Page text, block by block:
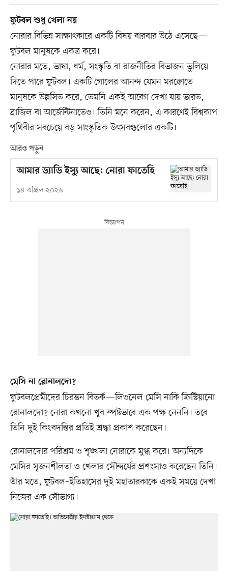
ফুটবল শুধু খেলা নয়
নোরার বিভিন্ন সাক্ষাৎকারে একটি বিষয় বারবার উঠে এসেছে—
ফুটবল মানুষকে একত্র করে।
নোরার মতে, ভাষা, ধর্ম, সংস্কৃতি বা রাজনীতির বিভাজন ভুলিয়ে
দিতে পারে ফুটবল। একটি গোলের আনন্দ যেমন মরক্কোতে
মানুষকে উল্লসিত করে, তেমনি একই আবেগ দেখা যায় ভারত,
ব্রাজিল বা আর্জেন্টিনাতেও। তিনি মনে করেন, এ কারণেই বিশ্বকাপ
পৃথিবীর সবচেয়ে বড় সাংস্কৃতিক উৎসবগুলোর একটি।
আরও পড়ুন
আমার ড্যাডি ইস্যু আছে: নোরা ফাতেহি
১৪ এপ্রিল ২০২৬
মেসি না রোনালদো?
ফুটবলপ্রেমীদের চিরন্তন বিতর্ক—লিওনেল মেসি নাকি ক্রিস্টিয়ানো
রোনালদো? নোরা কখনো খুব স্পষ্টভাবে এক পক্ষ নেননি। তবে
তিনি দুই কিংবদন্তির প্রতিই শ্রদ্ধা প্রকাশ করেছেন।
রোনালদোর পরিশ্রম ও শৃঙ্খলা নোরাকে মুগ্ধ করে। অন্যদিকে
মেসির সৃজনশীলতা ও খেলার সৌন্দর্যের প্রশংসাও করেছেন তিনি।
তাঁর মতে, ফুটবল–ইতিহাসের দুই মহাতারকাকে একই সময়ে দেখা
নিজের এক সৌভাগ্য।